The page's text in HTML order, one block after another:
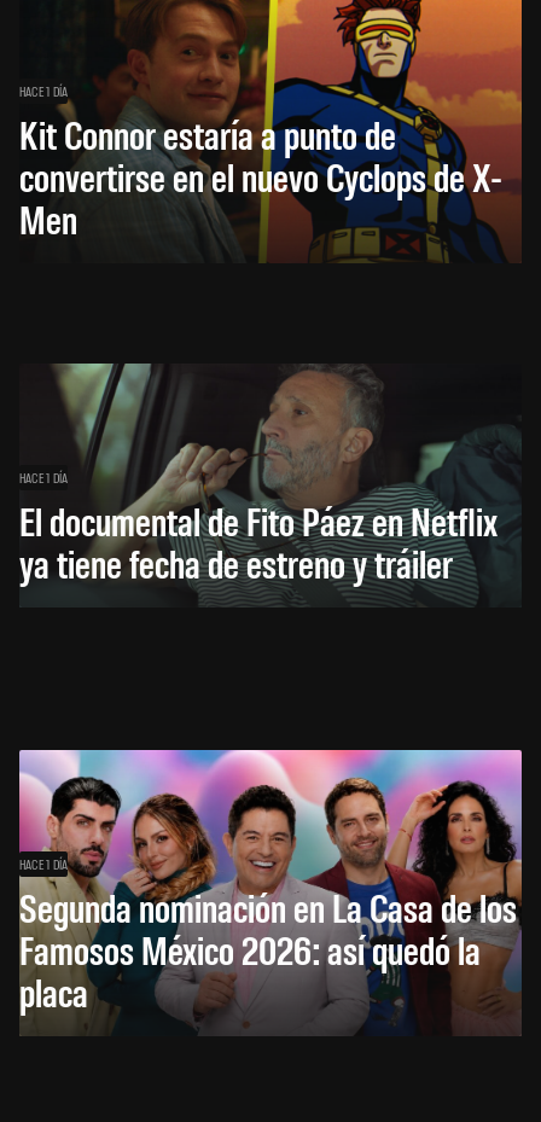
HACE 1 DÍA
Kit Connor estaría a punto de
convertirse en el nuevo Cyclops de X-
Men
HACE 1 DÍA
El documental de Fito Páez en Netflix
ya tiene fecha de estreno y tráiler
HACE 1 DÍA
Segunda nominación en La Casa de los
Famosos México 2026: así quedó la
placa